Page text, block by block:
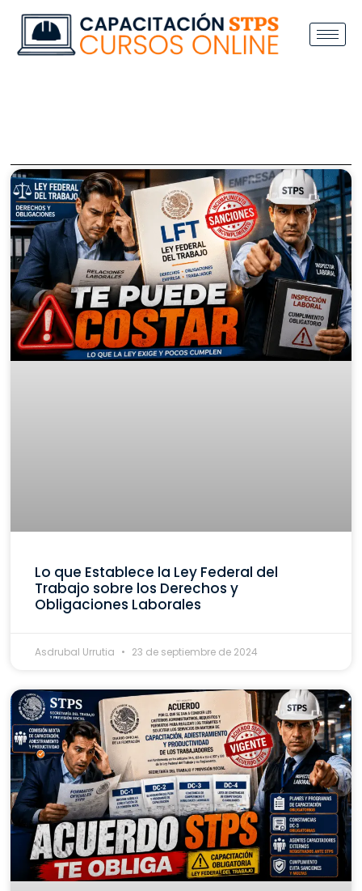
Lo que Establece la Ley Federal del
Trabajo sobre los Derechos y
Obligaciones Laborales
Asdrubal Urrutia 23 de septiembre de 2024